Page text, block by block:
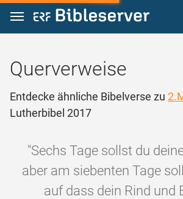
Zum Inhalt springen
Querverweise
Entdecke ähnliche Bibelverse zu
Lutherbibel 2017
"Sechs Tage sollst du
aber am siebenten Tage
auf dass dein Rind und